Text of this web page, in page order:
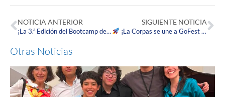
NOTICIA ANTERIOR
¡La 3.ª Edición del Bootcamp de Innovación Corpista fue un éxito total!
SIGUIENTE NOTICIA
¡La Corpas se une a GoFest 2024!
Otras Noticias